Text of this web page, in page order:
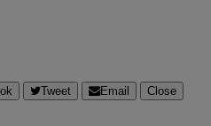
Tweet Email
Close